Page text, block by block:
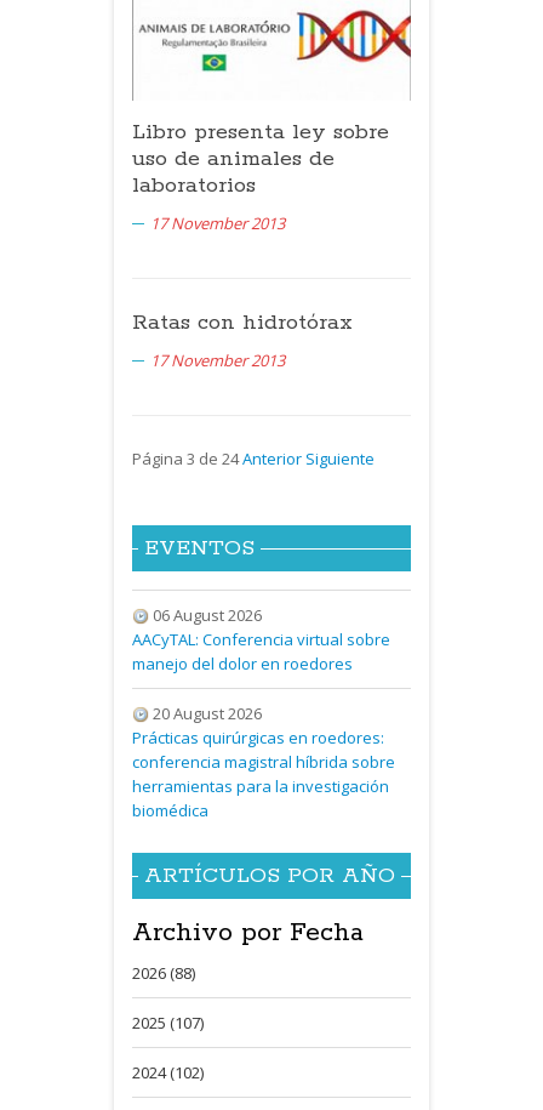
Libro presenta ley sobre
uso de animales de
laboratorios
17 November 2013
Ratas con hidrotórax
17 November 2013
Página 3 de 24Anterior Siguiente
EVENTOS
06 August 2026
AACyTAL: Conferencia virtual sobre
manejo del dolor en roedores
20 August 2026
Prácticas quirúrgicas en roedores:
conferencia magistral híbrida sobre
herramientas para la investigación
biomédica
ARTÍCULOS POR AÑO
Archivo por Fecha
2026 (88)
2025 (107)
2024 (102)